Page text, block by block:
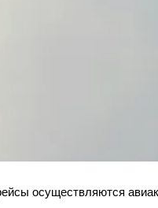
осуществляются